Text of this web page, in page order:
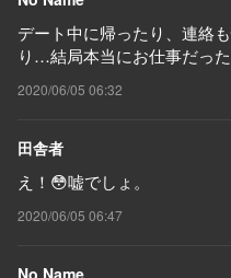
デート中に帰ったり、連絡
り…結局本当にお仕事だっ
2020/06/05 06:32
田舎者
え！😳嘘でしょ。
2020/06/05 06:47